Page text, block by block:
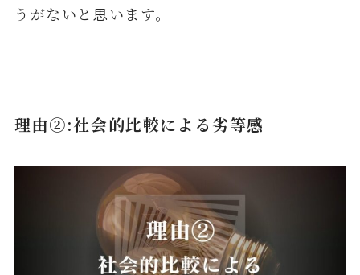
うがないと思います。
理由②:社会的比較による劣等感